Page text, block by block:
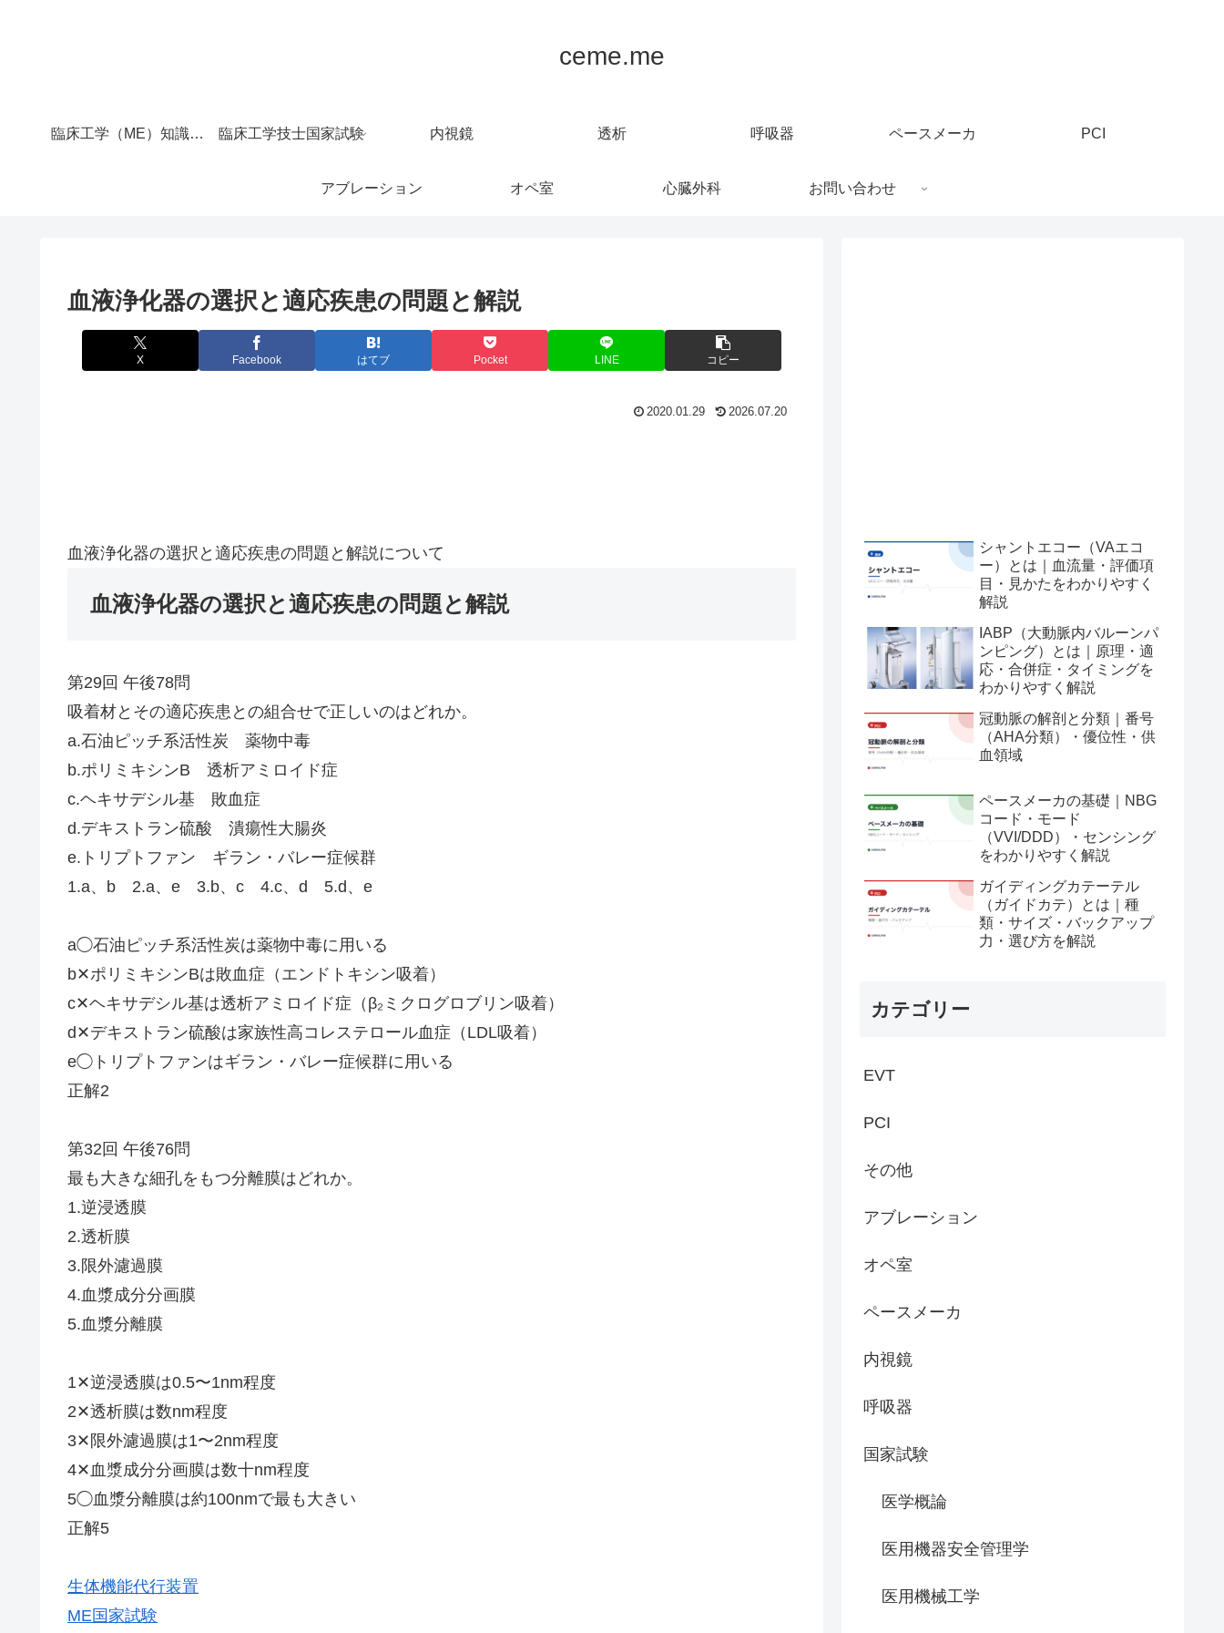
ceme.me
臨床工学（ME）知識マップ｜サイト全体の目次 臨床工学技士国家試験 内視鏡 透析 呼吸器 ペースメーカ PCI
アブレーション オペ室 心臓外科 お問い合わせ
血液浄化器の選択と適応疾患の問題と解説
X Facebook はてブ Pocket LINE コピー
2020.01.29 2026.07.20
血液浄化器の選択と適応疾患の問題と解説について
血液浄化器の選択と適応疾患の問題と解説
第29回 午後78問
吸着材とその適応疾患との組合せで正しいのはどれか。
a.石油ピッチ系活性炭 薬物中毒
b.ポリミキシンB 透析アミロイド症
c.ヘキサデシル基 敗血症
d.デキストラン硫酸 潰瘍性大腸炎
e.トリプトファン ギラン・バレー症候群
1.a、b 2.a、e 3.b、c 4.c、d 5.d、e
a◯石油ピッチ系活性炭は薬物中毒に用いる
b✕ポリミキシンBは敗血症（エンドトキシン吸着）
c✕ヘキサデシル基は透析アミロイド症（β₂ミクログロブリン吸着）
d✕デキストラン硫酸は家族性高コレステロール血症（LDL吸着）
e◯トリプトファンはギラン・バレー症候群に用いる
正解2
第32回 午後76問
最も大きな細孔をもつ分離膜はどれか。
1.逆浸透膜
2.透析膜
3.限外濾過膜
4.血漿成分分画膜
5.血漿分離膜
1✕逆浸透膜は0.5〜1nm程度
2✕透析膜は数nm程度
3✕限外濾過膜は1〜2nm程度
4✕血漿成分分画膜は数十nm程度
5◯血漿分離膜は約100nmで最も大きい
正解5
生体機能代行装置
ME国家試験
シャントエコー（VAエコ
ー）とは｜血流量・評価項
目・見かたをわかりやすく
解説
IABP（大動脈内バルーンパ
ンピング）とは｜原理・適
応・合併症・タイミングを
わかりやすく解説
冠動脈の解剖と分類｜番号
（AHA分類）・優位性・供
血領域
ペースメーカの基礎｜NBG
コード・モード
（VVI/DDD）・センシング
をわかりやすく解説
ガイディングカテーテル
（ガイドカテ）とは｜種
類・サイズ・バックアップ
力・選び方を解説
カテゴリー
EVT
PCI
その他
アブレーション
オペ室
ペースメーカ
内視鏡
呼吸器
国家試験
医学概論
医用機器安全管理学
医用機械工学